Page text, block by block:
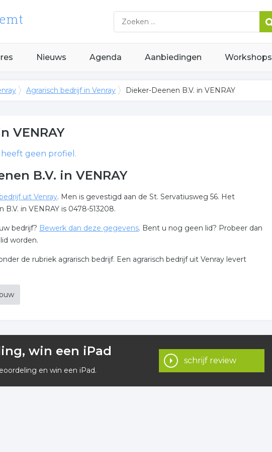
Nieuws Agenda Aanbiedingen Workshops
Agrarisch bedrijf in Venray Dieker-Deenen B.V. in VENRAY
VENRAY
heeft geen profiel.
B.V. in VENRAY
uit Venray. Men is gevestigd aan de St. Servatiusweg 56. Het
in VENRAY is 0478-513208.
uw bedrijf? Bewerk dan deze gegevens. Bent u nog geen lid? Probeer dan
worden.
de rubriek agrarisch bedrijf. Een agrarisch bedrijf uit Venray levert
win een iPad
en win een iPad.
schrijf review